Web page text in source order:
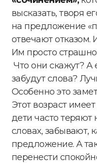
высказать, творя
на предложение
отвечают отказом.
Им просто
Что они скажут? А
забудут слова?
Особенно это
Этот возраст
дети часто теряют
словах, забывают,
предложение. А
перенести